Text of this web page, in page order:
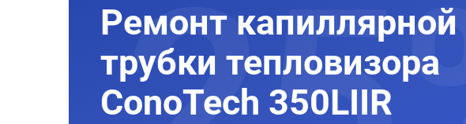
Ремонт капиллярной
трубки тепловизора
ConoTech 350LIIR